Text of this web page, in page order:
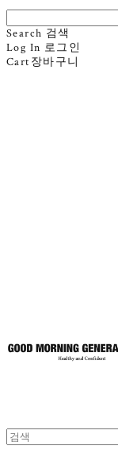
Search 검색
Log In 로그인
Cart 장바구니